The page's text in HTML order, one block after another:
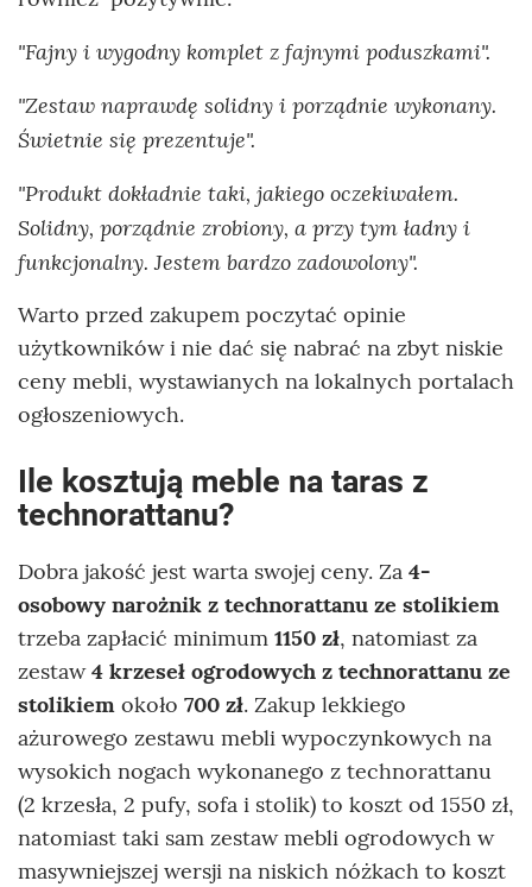
"Fajny i wygodny komplet z fajnymi poduszkami".
"Zestaw naprawdę solidny i porządnie wykonany.
Świetnie się prezentuje".
"Produkt dokładnie taki, jakiego oczekiwałem.
Solidny, porządnie zrobiony, a przy tym ładny i
funkcjonalny. Jestem bardzo zadowolony".
Warto przed zakupem poczytać opinie
użytkowników i nie dać się nabrać na zbyt niskie
ceny mebli, wystawianych na lokalnych portalach
ogłoszeniowych.
Ile kosztują meble na taras z
technorattanu?
Dobra jakość jest warta swojej ceny. Za 4-
osobowy narożnik z technorattanu ze stolikiem
trzeba zapłacić minimum 1150 zł, natomiast za
zestaw4 krzeseł ogrodowych z technorattanu ze
stolikiem około 700 zł. Zakup lekkiego
ażurowego zestawu mebli wypoczynkowych na
wysokich nogach wykonanego z technorattanu
(2 krzesła, 2 pufy, sofa i stolik) to koszt od 1550 zł,
natomiast taki sam zestaw mebli ogrodowych w
masywniejszej wersji na niskich nóżkach to koszt